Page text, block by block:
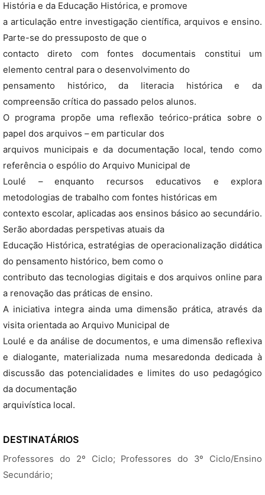
História e da Educação Histórica, e promove
a articulação entre investigação científica, arquivos e ensino.
Parte-se do pressuposto de que o
contacto direto com fontes documentais constitui um
elemento central para o desenvolvimento do
pensamento histórico, da literacia histórica e da
compreensão crítica do passado pelos alunos.
O programa propõe uma reflexão teórico-prática sobre o
papel dos arquivos – em particular dos
arquivos municipais e da documentação local, tendo como
referência o espólio do Arquivo Municipal de
Loulé – enquanto recursos educativos e explora
metodologias de trabalho com fontes históricas em
contexto escolar, aplicadas aos ensinos básico ao secundário.
Serão abordadas perspetivas atuais da
Educação Histórica, estratégias de operacionalização didática
do pensamento histórico, bem como o
contributo das tecnologias digitais e dos arquivos online para
a renovação das práticas de ensino.
A iniciativa integra ainda uma dimensão prática, através da
visita orientada ao Arquivo Municipal de
Loulé e da análise de documentos, e uma dimensão reflexiva
e dialogante, materializada numa mesaredonda dedicada à
discussão das potencialidades e limites do uso pedagógico
da documentação
arquivística local.
DESTINATÁRIOS
Professores do 2º Ciclo; Professores do 3º Ciclo/Ensino
Secundário;